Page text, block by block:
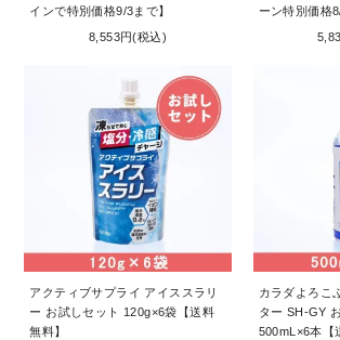
インで特別価格9/3まで】
8,553円(税込)
ーン特別価格
アクティブサプライ アイススラリ
ー お試しセット 120g×6袋【送料
無料】
カラダよろこ
ター SH-GY
500mL×6本【